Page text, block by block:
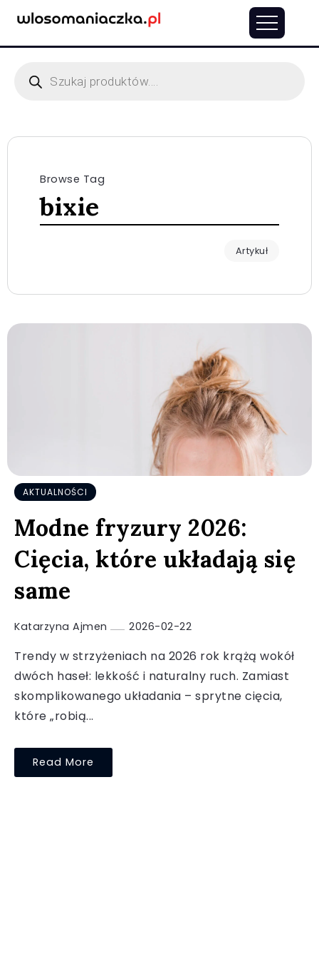
Browse Tag
bixie
Artykuł
AKTUALNOŚCI
Modne fryzury 2026:
Cięcia, które układają się
same
Katarzyna Ajmen 2026-02-22
Trendy w strzyżeniach na 2026 rok krążą wokół
dwóch haseł: lekkość i naturalny ruch. Zamiast
skomplikowanego układania – sprytne cięcia,
które „robią...
Read More